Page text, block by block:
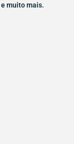
muito mais.